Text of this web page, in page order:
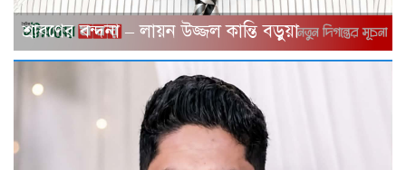
শ্রাবণের বন্দনা – লায়ন উজ্জল কান্তি বড়ুয়া